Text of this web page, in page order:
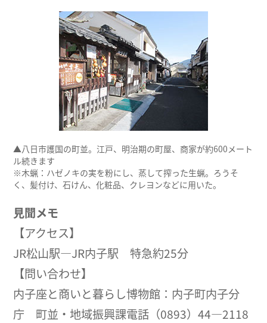
▲八日市護国の町並。江戸、明治期の町屋、商家が約600メート
ル続きます
※木蝋：ハゼノキの実を粉にし、蒸して搾った生蝋。ろうそ
く、髪付け、石けん、化粧品、クレヨンなどに用いた。
見聞メモ
【アクセス】
JR松山駅―JR内子駅 特急約25分
【問い合わせ】
内子座と商いと暮らし博物館：内子町内子分
庁 町並・地域振興課電話（0893）44―2118